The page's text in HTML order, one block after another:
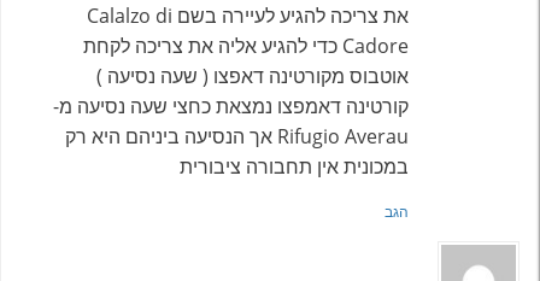
את צריכה להגיע לעיירה בשם Calalzo di
Cadore כדי להגיע אליה את צריכה לקחת
אוטבוס מקורטינה דאפצו ( שעה נסיעה )
קורטינה דאמפצו נמצאת כחצי שעה נסיעה מ-
Rifugio Averau אך הנסיעה ביניהם היא רק
במכונית אין תחבורה ציבורית
הגב